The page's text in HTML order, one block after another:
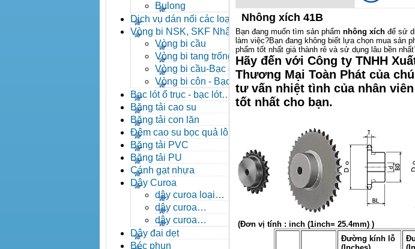
Bulong
Dịch vụ dán nối các loại
băng tải
Vòng bi NSK, SKF Nhật
Vòng bi cầu
Vòng bi tang trống tự
lựa
Vòng bi cầu-Bạc đạn
cầu
Vòng bi côn - Bạc
đạn côn
Bạc lót ổ trục - bạc lót
nhông
Băng tải cao su
Băng tải con lăn
Đệm cao su bọc quả lô
băng tải
Băng tải PVC
Băng tải PU
Cánh gạt nhựa
Dây Curoa
dây curoa loại
A,B,C,D,E
dây curoa
SPZ,SPA,SPB,SPC
dây curoa
XPZ,XPA,XPB,XPC
Dây đai dẹt
Béc phun
Nhông xích 41B
Bạn đang muốn tìm sản phẩm nhông xích để sử
làm việc?Bạn đang không biết lựa chọn mua sản
phẩm tốt nhất giá thành rẻ và sử dụng lâu bền
Hãy đến với Công ty TNHH
Thương Mại Toàn Phát của
tư vấn nhiệt tình của nhân
tốt nhất cho bạn.
(Đơn vị tính : inch (1inch= 25.4mm) )
Đường kính lỗ